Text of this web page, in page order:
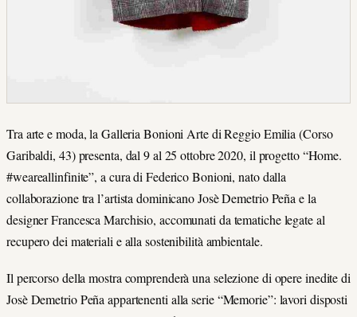
Tra arte e moda, la Galleria Bonioni Arte di Reggio Emilia (Corso
Garibaldi, 43) presenta, dal 9 al 25 ottobre 2020, il progetto “Home.
#weareallinfinite”, a cura di Federico Bonioni, nato dalla
collaborazione tra l’artista dominicano Josè Demetrio Peña e la
designer Francesca Marchisio, accomunati da tematiche legate al
recupero dei materiali e alla sostenibilità ambientale.
Il percorso della mostra comprenderà una selezione di opere inedite di
Josè Demetrio Peña appartenenti alla serie “Memorie”: lavori disposti